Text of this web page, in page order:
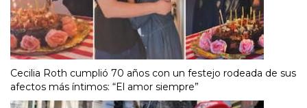
Cecilia Roth cumplió 70 años con un festejo rodeada de sus
afectos más íntimos: “El amor siempre”